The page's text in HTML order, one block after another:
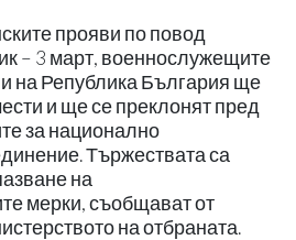
прояви по повод
– 3 март, военнослужещите
на Република България ще
и ще се преклонят пред
за национално
Тържествата са
на
мерки, съобщават от
на отбраната.